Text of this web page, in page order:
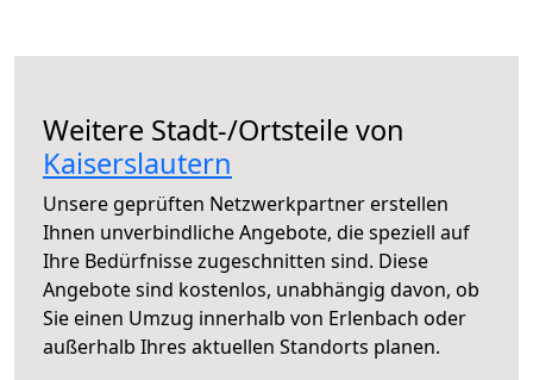
Weitere Stadt-/Ortsteile von
Kaiserslautern
Unsere geprüften Netzwerkpartner erstellen
Ihnen unverbindliche Angebote, die speziell auf
Ihre Bedürfnisse zugeschnitten sind. Diese
Angebote sind kostenlos, unabhängig davon, ob
Sie einen Umzug innerhalb von Erlenbach oder
außerhalb Ihres aktuellen Standorts planen.